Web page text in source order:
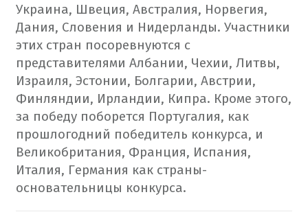
Украина, Швеция, Австралия, Норвегия,
Дания, Словения и Нидерланды. Участники
этих стран посоревнуются с
представителями Албании, Чехии, Литвы,
Израиля, Эстонии, Болгарии, Австрии,
Финляндии, Ирландии, Кипра. Кроме этого,
за победу поборется Португалия, как
прошлогодний победитель конкурса, и
Великобритания, Франция, Испания,
Италия, Германия как страны-
основательницы конкурса.